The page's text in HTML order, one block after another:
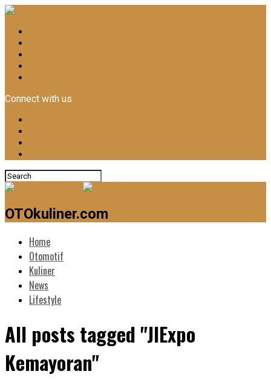
Connect with us
OTOkuliner.com
Home
Otomotif
Kuliner
News
Lifestyle
All posts tagged "JIExpo
Kemayoran"